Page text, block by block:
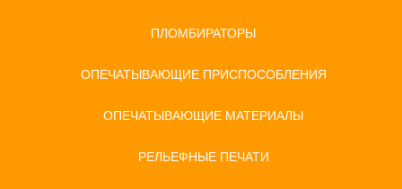
ПЛОМБИРАТОРЫ
ОПЕЧАТЫВАЮЩИЕ ПРИСПОСОБЛЕНИЯ
ОПЕЧАТЫВАЮЩИЕ МАТЕРИАЛЫ
РЕЛЬЕФНЫЕ ПЕЧАТИ